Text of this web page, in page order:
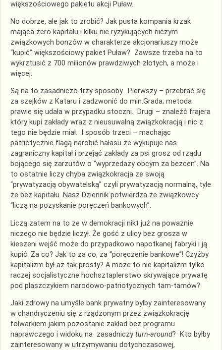
większościowego pakietu akcji Puław.
No dobrze, ale jak to zrobić? Jak pusta kompania krzak
mająca zero kapitału i kilku nie ryzykujących niczym
związkowych bonzów w charakterze akcjonariuszy może
“kupić” większościowy pakiet Puław? Zawsze trzeba na to
wykrztusić z 700 milionów prawdziwych złotych, a może i
więcej.
Są na to zasadniczo trzy sposoby. Pierwszy – przebrać się
za szejków z Kataru i zadzwonić do min.Grada; metoda
prawie się udała w przypadku stoczni. Drugi – znaleźć frajera
który kupi zakłady wraz z nieusuwalną związkokracją i nic z
tego nie będzie miał. I sposób trzeci – machając
patriotycznie flagą narobić hałasu że wykupuje nas
zagraniczny kapitał i przejąć zakłady za psi grosz od rządu
bojącego się zarzutów o “wyprzedaży obcym za bezcen”. Na
to ostatnie liczy chyba związkokracja ze swoją
“prywatyzacją obywatelską” czyli prywatyzacją normalną, tyle
że bez kapitału. Nasz Dziennik potwierdza że związkowcy
“liczą na pozyskanie poręczeń bankowych”.
Liczą zatem na to że w demokracji nikt już na poważnie
niczego nie będzie liczył. Że gość z ulicy bez grosza w
kieszeni wejść może do przypadkowo napotkanej fabryki i ją
kupić. Za co? Jak to za co, za “poręczenie bankowe”! Czyżby
kapitalizm był aż tak prosty? A może to nie kapitalizm tylko
raczej socjalistyczne hochsztaplerstwo skrywające prywatę
pod płaszczykiem narodowo-patriotycznych tam-tamów?
Jaki zdrowy na umyśle bank prywatny byłby zainteresowany
w chandryczeniu się z rządzonym przez związkokrację
folwarkiem jakim pozostanie zakład bez programu
naprawczego i widoku na zasadniczy turn-around? Kto byłby
zainteresowany w utrzymywaniu dotychczasowej,